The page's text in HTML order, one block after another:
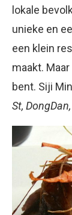
lokale
unieke en
een klein
maakt.
bent. Siji
St,